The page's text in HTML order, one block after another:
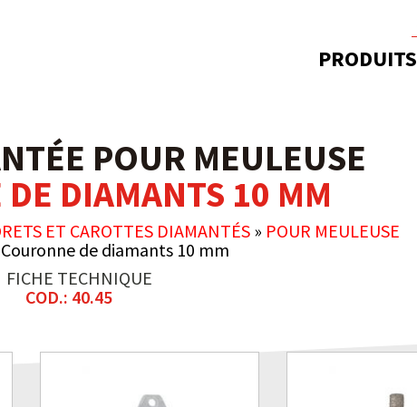
PRODUITS
POUR MEULEUSE
DIAMANTS 10 MM
ET CAROTTES DIAMANTÉS » POUR MEULEUSE
Couronne de diamants 10 mm
FICHE TECHNIQUE
COD.: 40.45